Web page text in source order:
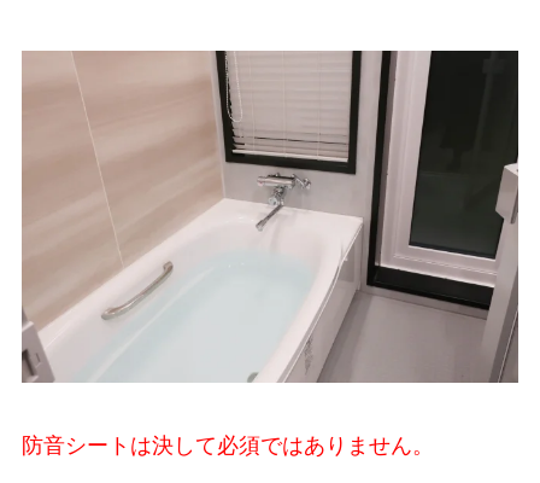
防音シートは決して必須ではありません。